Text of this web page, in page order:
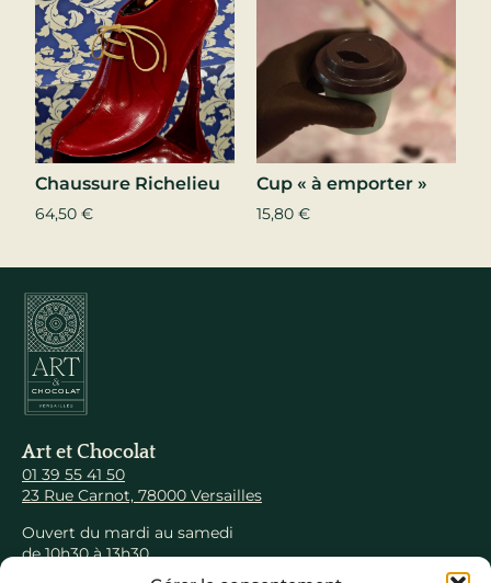
Chaussure Richelieu
64,50 €
Cup « à emporter »
15,80 €
Art et Chocolat
01 39 55 41 50
23 Rue Carnot, 78000 Versailles
Ouvert du mardi au samedi
de 10h30 à 13h30
et de 14h30 à 19h00